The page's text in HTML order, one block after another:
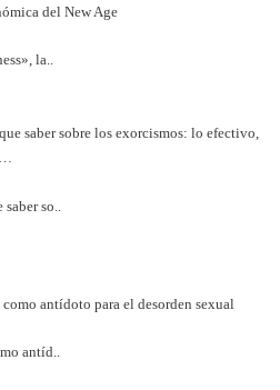
la..
so..
antíd..